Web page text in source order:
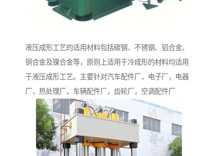
液压成形工艺的适用材料包括碳钢、不锈钢、铝合金、
铜合金及镍合金等，原则上适用于冷成形的材料均适用
于液压成形工艺。主要针对汽车配件厂，电子厂，电器
厂，热处理厂，车辆配件厂，齿轮厂，空调配件厂